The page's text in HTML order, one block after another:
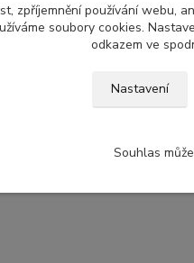
zpříjemnění používání webu,
soubory cookies.
odkazem ve
Nastavení
Souhlas